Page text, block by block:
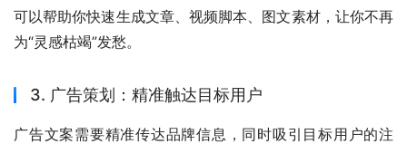
可以帮助你快速生成文章、视频脚本、图文素材，让你不再
为“灵感枯竭”发愁。
3. 广告策划：精准触达目标用户
广告文案需要精准传达品牌信息，同时吸引目标用户的注